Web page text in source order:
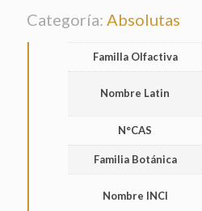
Categoría: Absolutas
Familla Olfactiva
Nombre Latin
N°CAS
Familia Botánica
Nombre INCI